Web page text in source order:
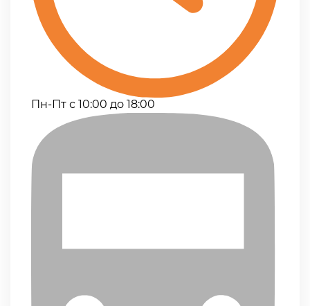
Пн-Пт с 10:00 до 18:00